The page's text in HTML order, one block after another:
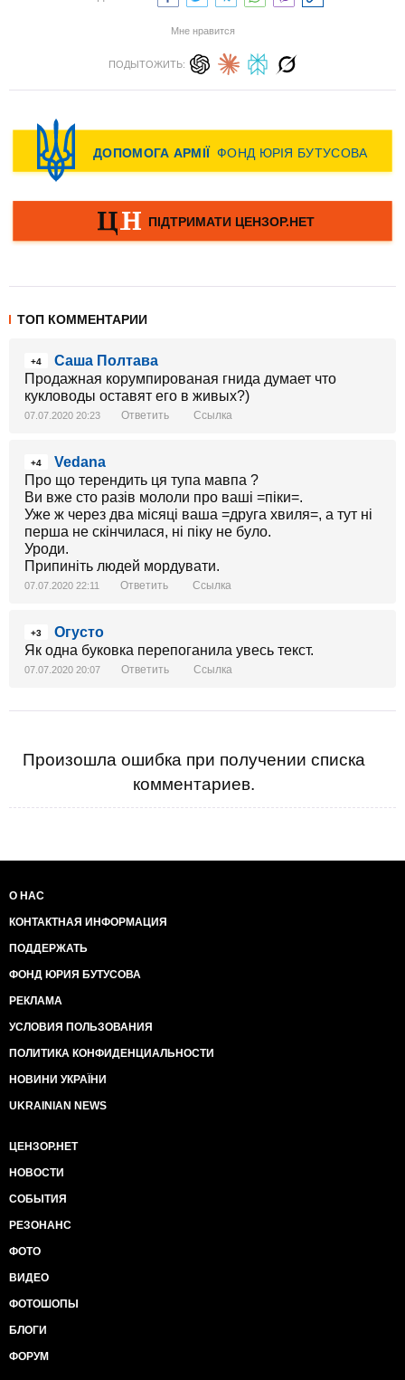
Мне нравится
ПОДЫТОЖИТЬ:
ТОП КОММЕНТАРИИ
+4
Саша Полтава
Продажная корумпированая гнида думает что
кукловоды оставят его в живых?)
07.07.2020 20:23 Ответить Ссылка
+4
Vedana
Про що терендить ця тупа мавпа ?
Ви вже сто разів мололи про ваші =піки=.
Уже ж через два місяці ваша =друга хвиля=, а тут ні
перша не скінчилася, ні піку не було.
Уроди.
Припиніть людей мордувати.
07.07.2020 22:11 Ответить Ссылка
+3
Огусто
Як одна буковка перепоганила увесь текст.
07.07.2020 20:07 Ответить Ссылка
Произошла ошибка при получении списка
комментариев.
О НАС
КОНТАКТНАЯ ИНФОРМАЦИЯ
ПОДДЕРЖАТЬ
ФОНД ЮРИЯ БУТУСОВА
РЕКЛАМА
УСЛОВИЯ ПОЛЬЗОВАНИЯ
ПОЛИТИКА КОНФИДЕНЦИАЛЬНОСТИ
НОВИНИ УКРАЇНИ
UKRAINIAN NEWS
ЦЕНЗОР.НЕТ
НОВОСТИ
СОБЫТИЯ
РЕЗОНАНС
ФОТО
ВИДЕО
ФОТОШОПЫ
БЛОГИ
ФОРУМ